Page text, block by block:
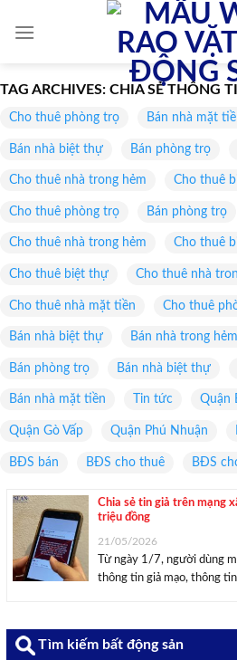
TAG ARCHIVES: CHIA SẺ THÔNG
Cho thuê phòng trọ Bán nhà mặt
Bán nhà biệt thự Bán phòng trọ
Cho thuê nhà trong hẻm Cho thuê
Cho thuê phòng trọ Bán phòng trọ
Cho thuê nhà trong hẻm Cho thuê
Cho thuê biệt thự Cho thuê nhà
Cho thuê nhà mặt tiền Cho thuê
Bán nhà biệt thự Bán nhà trong hẻm
Bán phòng trọ Bán nhà biệt thự
Bán nhà mặt tiền Tin tức Quận
Quận Gò Vấp Quận Phú Nhuận
BĐS bán BĐS cho thuê BĐS
Chia sẻ tin giả trên mạng
triệu đồng
21/05/2026
Từ ngày 1/7, người dùng
thông tin giả mạo, thông
Tìm kiếm bất động sản